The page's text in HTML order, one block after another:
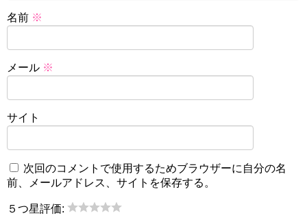
名前 ※
メール ※
サイト
次回のコメントで使用するためブラウザーに自分の名
前、メールアドレス、サイトを保存する。
５つ星評価: